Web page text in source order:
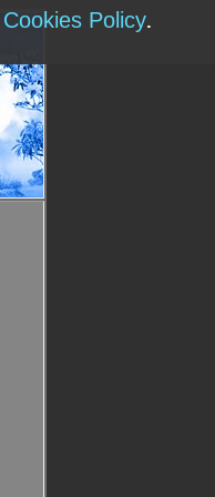
Cookies Policy.